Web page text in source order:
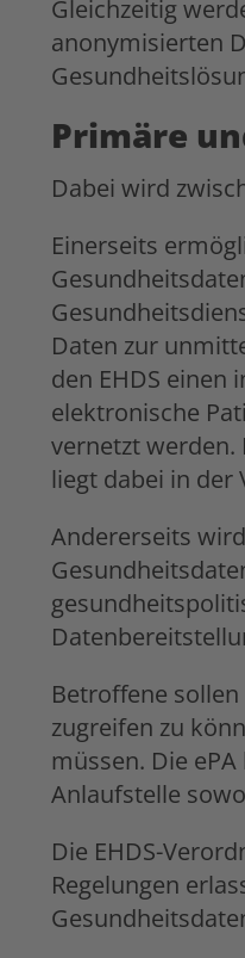
Gleichzeitig
anonymisierten
Primäre
Dabei wird
Einerseits
Daten zur
den EHDS einen
elektronische
vernetzt werden.
liegt dabei in der
Andererseits
Betroffene
zugreifen zu
müssen. Die
Anlaufstelle
Die EHDS-
Regelungen